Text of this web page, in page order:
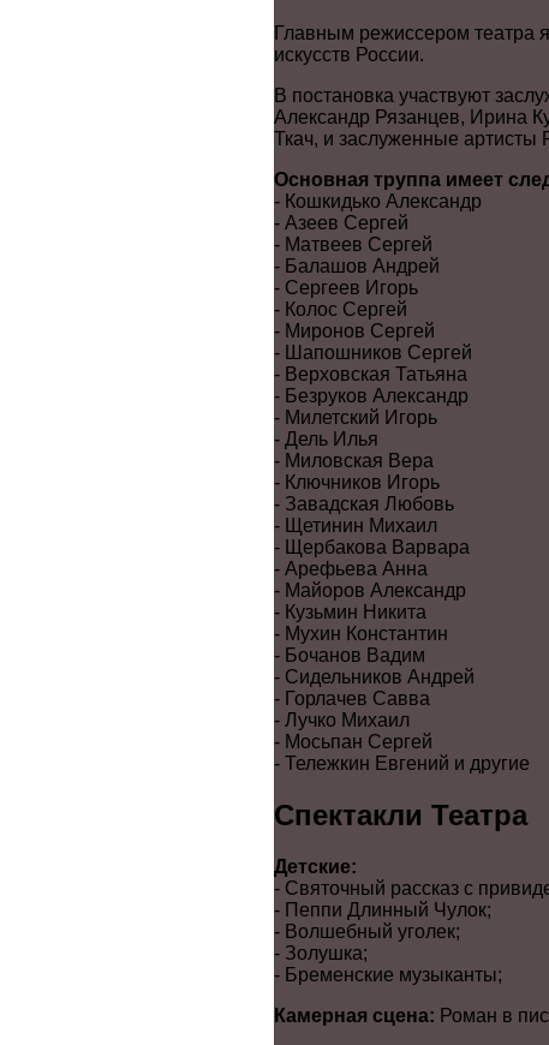
Главным режиссером театра
искусств России.
В постановка участвуют
Александр Рязанцев, Ирина
Ткач, и заслуженные
Основная труппа имеет
- Кошкидько Александр
- Азеев Сергей
- Матвеев Сергей
- Балашов Андрей
- Сергеев Игорь
- Колос Сергей
- Миронов Сергей
- Шапошников Сергей
- Верховская Татьяна
- Безруков Александр
- Милетский Игорь
- Дель Илья
- Миловская Вера
- Ключников Игорь
- Завадская Любовь
- Щетинин Михаил
- Щербакова Варвара
- Арефьева Анна
- Майоров Александр
- Кузьмин Никита
- Мухин Константин
- Бочанов Вадим
- Сидельников Андрей
- Горлачев Савва
- Лучко Михаил
- Мосьпан Сергей
- Тележкин Евгений и другие
Спектакли Театра
Детские:
- Святочный рассказ с
- Пеппи Длинный Чулок;
- Волшебный уголек;
- Золушка;
- Бременские музыканты;
Камерная сцена: Роман в